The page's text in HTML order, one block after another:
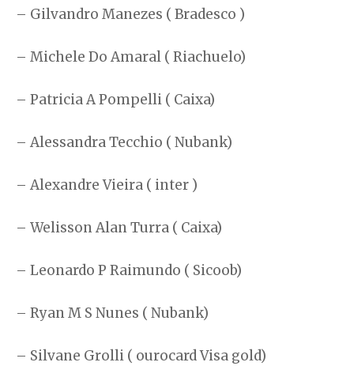
– Gilvandro Manezes ( Bradesco )
– Michele Do Amaral ( Riachuelo)
– Patricia A Pompelli ( Caixa)
– Alessandra Tecchio ( Nubank)
– Alexandre Vieira ( inter )
– Welisson Alan Turra ( Caixa)
– Leonardo P Raimundo ( Sicoob)
– Ryan M S Nunes ( Nubank)
– Silvane Grolli ( ourocard Visa gold)